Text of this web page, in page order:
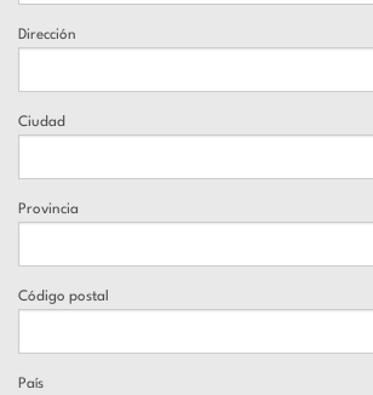
Dirección
Ciudad
Provincia
Código postal
País